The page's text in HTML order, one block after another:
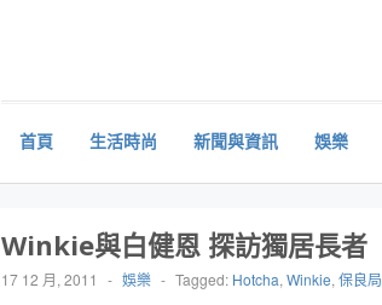
首頁 生活時尚 新聞與資訊 娛樂
Winkie與白健恩 探訪獨居長者
17 12 月, 2011 - 娛樂 - Tagged: Hotcha, Winkie, 保良局